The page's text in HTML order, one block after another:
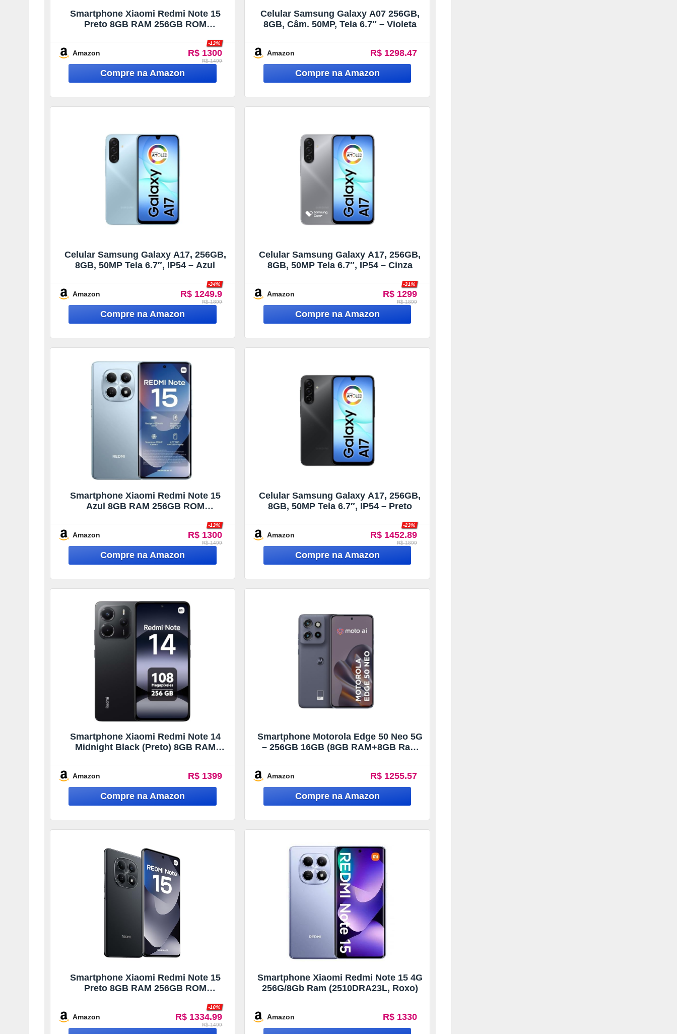
Smartphone Xiaomi Redmi Note 15
Preto 8GB RAM 256GB ROM
Amazon R$ 1300
-13%
R$ 1499
Celular Samsung Galaxy A07 256GB,
8GB, Câm. 50MP, Tela 6.7″ – Violeta
Amazon R$ 1298.47
Celular Samsung Galaxy A17, 256GB,
8GB, 50MP Tela 6.7″, IP54 – Azul
Amazon R$ 1249.9
-34%
R$ 1899
Celular Samsung Galaxy A17, 256GB,
8GB, 50MP Tela 6.7″, IP54 – Cinza
Amazon R$ 1299
-31%
R$ 1899
Smartphone Xiaomi Redmi Note 15
Azul 8GB RAM 256GB ROM
Amazon R$ 1300
-13%
R$ 1499
Celular Samsung Galaxy A17, 256GB,
8GB, 50MP Tela 6.7″, IP54 – Preto
Amazon R$ 1452.89
-23%
R$ 1899
Smartphone Xiaomi Redmi Note 14
Midnight Black (Preto) 8GB RAM
Amazon R$ 1399
Smartphone Motorola Edge 50 Neo 5G
– 256GB 16GB (8GB RAM+8GB Ram
Vegan Leather (Seminovo)
Amazon R$ 1255.57
Smartphone Xiaomi Redmi Note 15
Preto 8GB RAM 256GB ROM
Amazon R$ 1334.99
-10%
R$ 1499
Smartphone Xiaomi Redmi Note 15 4G
256G/8Gb Ram (2510DRA23L, Roxo)
Amazon R$ 1330